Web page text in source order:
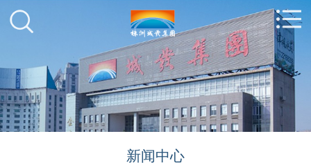
新闻中心